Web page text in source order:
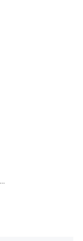
"이렇게 황당할 수가"... 시청역 역주행 운전자, 인도로 핸들 튼 이유 밝혀지자 '깜짝'